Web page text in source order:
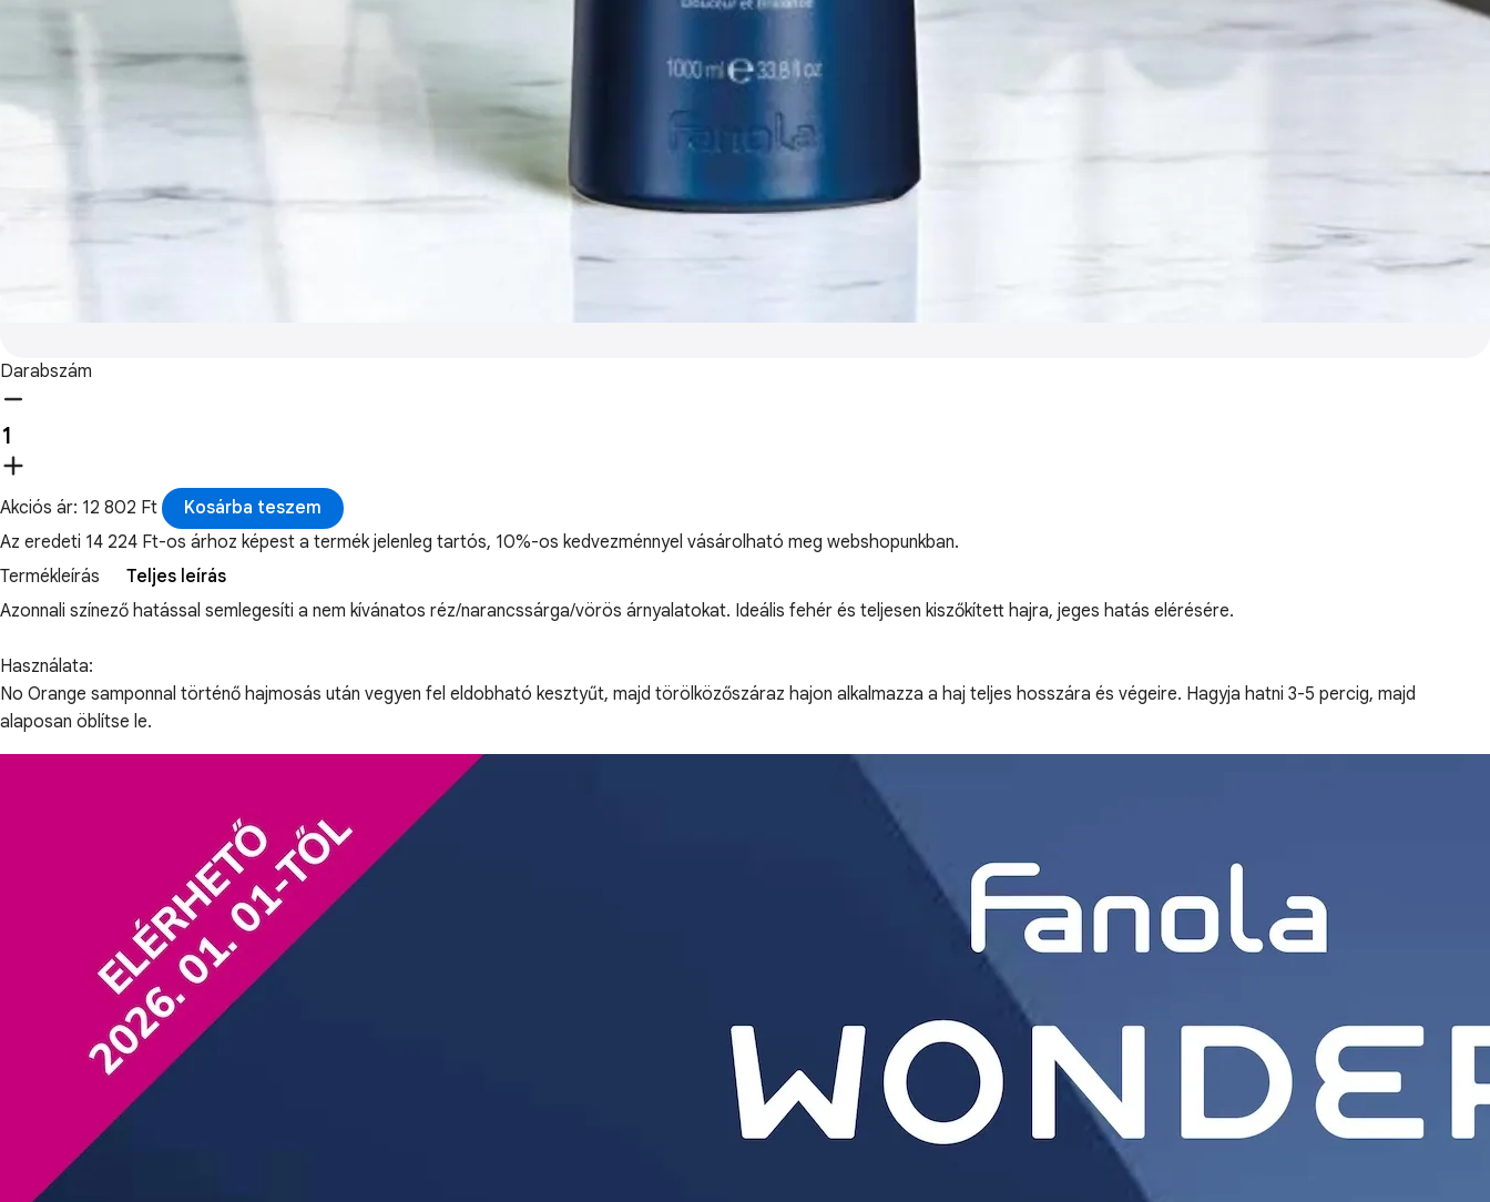
Darabszám
Akciós ár: 12 802 Ft
Kosárba teszem
Az eredeti 14 224 Ft-os árhoz képest a termék jelenleg tartós, 10%-os kedvezménnyel vásárolható meg webshopunkban.
Termékleírás
Teljes leírás
Azonnali színező hatással semlegesíti a nem kívánatos réz/narancssárga/vörös árnyalatokat. Ideális fehér és teljesen kiszőkített hajra, jeges hatás elérésére.
Használata:
No Orange samponnal történő hajmosás után vegyen fel eldobható kesztyűt, majd törölközőszáraz hajon alkalmazza a haj teljes hosszára és végeire. Hagyja hatni 3-5 percig, majd
alaposan öblítse le.